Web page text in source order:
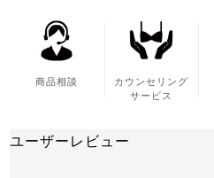
商品相談
カウンセリング
サービス
ユーザーレビュー